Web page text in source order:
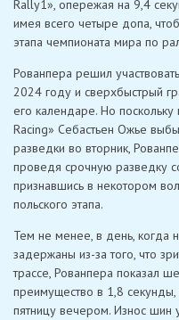
Rally1», опережая на 9,4
имея всего четыре допа,
этапа чемпионата мира по
Рованпера решил
2024 году и сверхбыстрый
его календаре. Но
Racing» Себастьен Ожье
разведки во вторник,
проведя срочную разведку
признавшись в некотором
польского этапа.
Тем не менее, в день, когда
задержаны из-за того, что
трассе, Рованпера показал
преимущество в 1,8
пятницу вечером. Износ шин